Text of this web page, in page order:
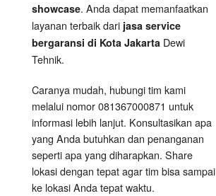
showcase. Anda dapat memanfaatkan
layanan terbaik dari jasa service
bergaransi di Kota Jakarta Dewi
Tehnik.
Caranya mudah, hubungi tim kami
melalui nomor 081367000871 untuk
informasi lebih lanjut. Konsultasikan apa
yang Anda butuhkan dan penanganan
seperti apa yang diharapkan. Share
lokasi dengan tepat agar tim bisa sampai
ke lokasi Anda tepat waktu.